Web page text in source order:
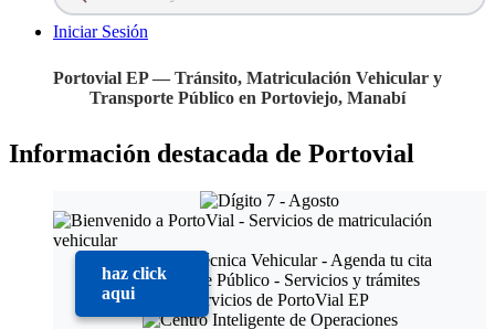
Iniciar Sesión
Portovial EP — Tránsito, Matriculación Vehicular y
Transporte Público en Portoviejo, Manabí
Información destacada de Portovial
haz click
aqui